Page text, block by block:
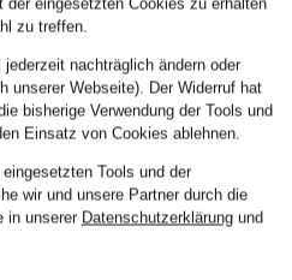
der eingesetzten Cookies zu erhalten
zu treffen.
nachträglich ändern oder
unserer Webseite). Der Widerruf hat
bisherige Verwendung der Tools und
Einsatz von Cookies ablehnen.
Tools und der
wir und unsere Partner durch die
in unserer Datenschutzerklärungund